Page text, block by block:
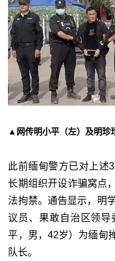
▲网传明小平（左）及明珍
此前缅甸警方已对上述
长期组织开设诈骗窝点
法拘禁。通告显示，明
议员、果敢自治区领
平，男，42岁）为缅甸
队长。